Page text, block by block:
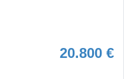
20.800 €